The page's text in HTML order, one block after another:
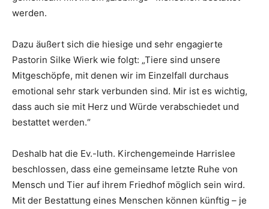
werden.
Dazu äußert sich die hiesige und sehr engagierte
Pastorin Silke Wierk wie folgt: „Tiere sind unsere
Mitgeschöpfe, mit denen wir im Einzelfall durchaus
emotional sehr stark verbunden sind. Mir ist es wichtig,
dass auch sie mit Herz und Würde verabschiedet und
bestattet werden.“
Deshalb hat die Ev.-luth. Kirchengemeinde Harrislee
beschlossen, dass eine gemeinsame letzte Ruhe von
Mensch und Tier auf ihrem Friedhof möglich sein wird.
Mit der Bestattung eines Menschen können künftig – je